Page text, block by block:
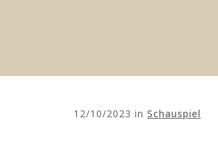
12/10/2023 in Schauspiel